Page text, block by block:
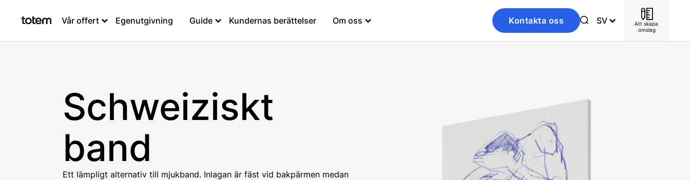
Vår offert Egenutgivning Guide Kundernas berättelser Om oss Kontakta oss SV
Att skapa
omslag
Schweiziskt
band
Ett lämpligt alternativ till mjukband. Inlagan är fäst vid bakpärmen medan